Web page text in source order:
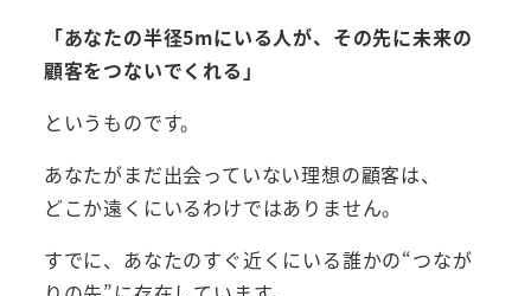
「あなたの半径5mにいる人が、その先に未来の
顧客をつないでくれる」
というものです。
あなたがまだ出会っていない理想の顧客は、
どこか遠くにいるわけではありません。
すでに、あなたのすぐ近くにいる誰かの“つなが